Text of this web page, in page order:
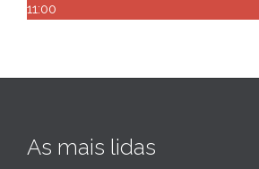
11:00
As mais lidas